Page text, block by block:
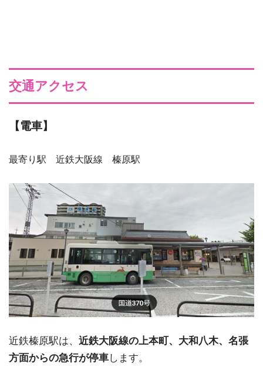
交通アクセス
【電車】
最寄り駅 近鉄大阪線 榛原駅
近鉄榛原駅は、 近鉄大阪線の上本町、大和八木、名張
方面からの急行が停車します。